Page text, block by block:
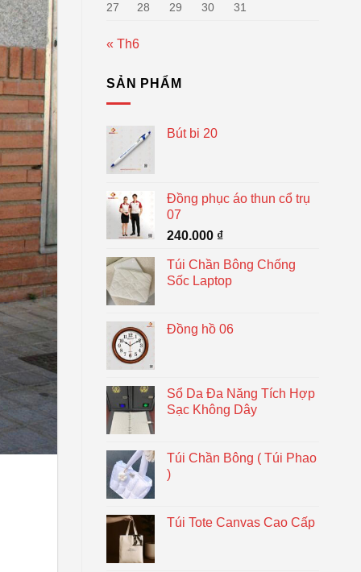
27 28 29 30 31
« Th6
SẢN PHẨM
Bút bi 20
Đồng phục áo thun cổ trụ
07
240.000 ₫
Túi Chần Bông Chống
Sốc Laptop
Đồng hồ 06
Sổ Da Đa Năng Tích Hợp
Sạc Không Dây
Túi Chần Bông ( Túi Phao
)
Túi Tote Canvas Cao Cấp